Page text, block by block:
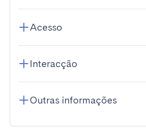
Acesso
Interacção
Outras informações